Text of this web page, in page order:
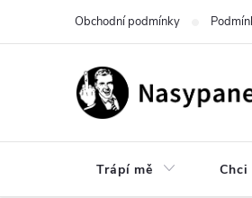
Obchodní podmínky
Trápí mě Chci